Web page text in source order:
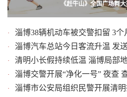
淄博举办“平安消防”进校园活动
《赶牛山》全国广场舞
· 淄博38辆机动车被交警扣留 3
· 淄博汽车总站今日客流升温 发
· 清明小长假持续低温 淄博局部
· 淄博交警开展“净化一号” 夜查
· 淄博市公安局组织民警开展清